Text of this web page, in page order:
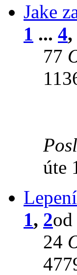
Jake
1 ... 4,
77
úte
1, 2od
24